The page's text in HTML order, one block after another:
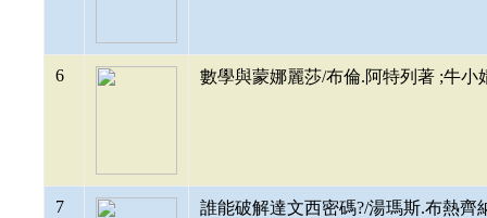
6 數學與蒙娜麗莎/布倫.阿特列著 ;牛小
7
誰能破解達文西密碼?/湯瑪斯.布熱齊